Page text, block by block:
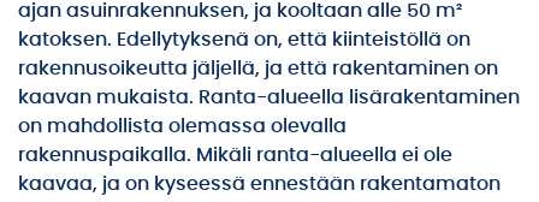
ajan asuinrakennuksen, ja kooltaan alle 50 m²
katoksen. Edellytyksenä on, että kiinteistöllä on
rakennusoikeutta jäljellä, ja että rakentaminen on
kaavan mukaista. Ranta-alueella lisärakentaminen
on mahdollista olemassa olevalla
rakennuspaikalla. Mikäli ranta-alueella ei ole
kaavaa, ja on kyseessä ennestään rakentamaton